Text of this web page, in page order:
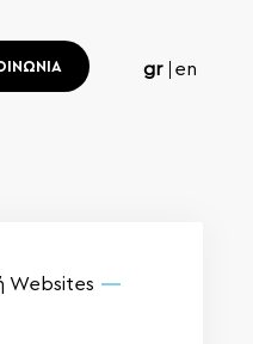
gr en
Websites